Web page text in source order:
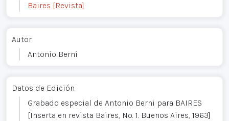
Baires [Revista]
Autor
Antonio Berni
Datos de Edición
Grabado especial de Antonio Berni para BAIRES
[Inserta en revista Baires, No. 1. Buenos Aires, 1963]